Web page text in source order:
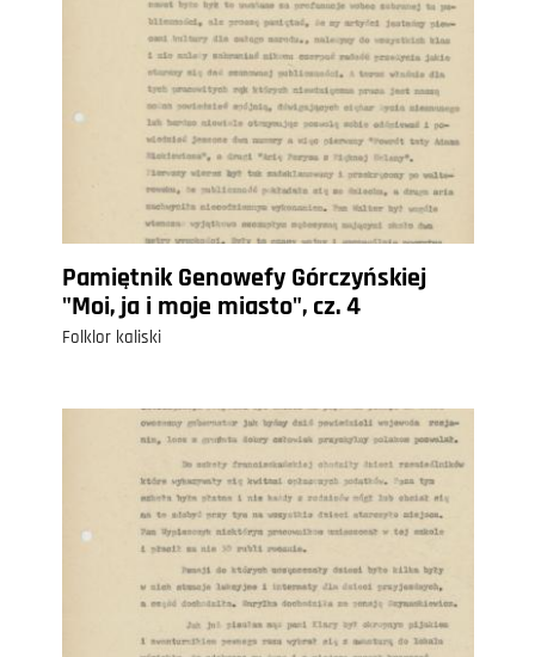
Pamiętnik Genowefy Górczyńskiej
"Moi, ja i moje miasto", cz. 4
Folklor kaliski